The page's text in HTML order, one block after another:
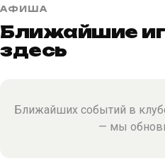
АФИША
Ближайшие
здесь
Ближайших событий в
— мы